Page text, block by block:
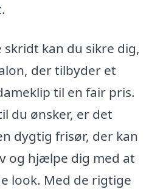
skridt kan du sikre dig,
der tilbyder et
til en fair pris.
du ønsker, er det
dygtig frisør, der kan
og hjælpe dig med at
look. Med de rigtige